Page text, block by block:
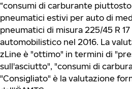
“consumi di carburante
pneumatici estivi per auto di
pneumatici di misura 225/45 R
automobilistico nel 2016. La
zLine è "ottimo" in termini di
sull'asciutto", "consumi di
"Consigliato" è la valutazione